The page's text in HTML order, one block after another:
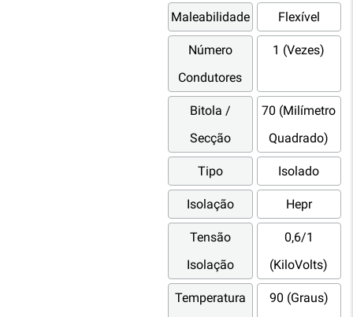
Maleabilidade Flexível
Número
Condutores
1 (Vezes)
Bitola /
Secção
70 (Milímetro
Quadrado)
Tipo Isolado
Isolação Hepr
Tensão
Isolação
0,6/1
(KiloVolts)
Temperatura
90 (Graus)